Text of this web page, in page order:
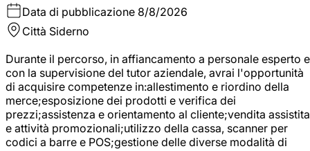
Data di pubblicazione 8/8/2026
Città Siderno
Durante il percorso, in affiancamento a personale esperto e
con la supervisione del tutor aziendale, avrai l'opportunità
di acquisire competenze in:allestimento e riordino della
merce;esposizione dei prodotti e verifica dei
prezzi;assistenza e orientamento al cliente;vendita assistita
e attività promozionali;utilizzo della cassa, scanner per
codici a barre e POS;gestione delle diverse modalità di